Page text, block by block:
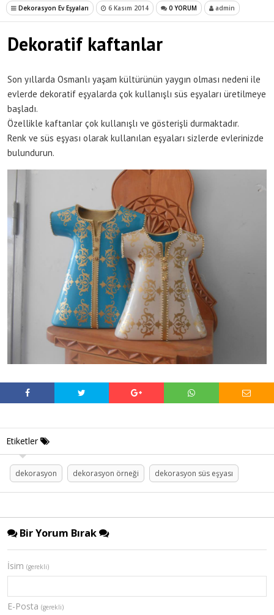
Dekorasyon Ev Eşyaları 6 Kasım 2014 0 YORUM admin
Dekoratif kaftanlar
Son yıllarda Osmanlı yaşam kültürünün yaygın olması nedeni ile
evlerde dekoratif eşyalarda çok kullanışlı süs eşyaları üretilmeye
başladı.
Özellikle kaftanlar çok kullanışlı ve gösterişli durmaktadır.
Renk ve süs eşyası olarak kullanılan eşyaları sizlerde evlerinizde
bulundurun.
Etiketler
dekorasyon dekorasyon örneği dekorasyon süs eşyası
Bir Yorum Bırak
İsim (gerekli)
E-Posta (gerekli)